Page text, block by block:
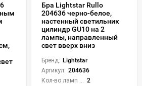
Бра Lightstar Rullo
204636 черно-белое,
настенный светильник
цилиндр GU10 на 2
лампы, направленный
свет вверх вниз
Бренд: Lightstar
Артикул: 204636
2